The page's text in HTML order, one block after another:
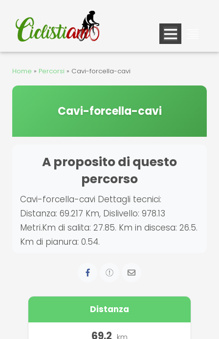
contenuto
Home » Percorsi » Cavi-forcella-cavi
Cavi-forcella-cavi
A proposito di questo
percorso
Cavi-forcella-cavi Dettagli tecnici:
Distanza: 69.217 Km, Dislivello: 978.13
Metri.Km di salita: 27.85. Km in discesa: 26.5.
Km di pianura: 0.54.
Distanza
69.2